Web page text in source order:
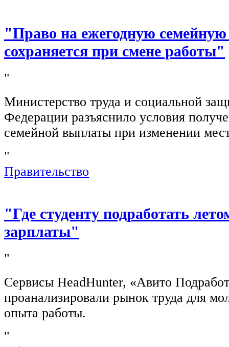
"Право на ежегодную
сохраняется при смене работы"
"
Министерство труда и социальной
Федерации разъяснило условия
семейной выплаты при изменении
"
Правительство
"Где студенту подработать
зарплаты"
"
Сервисы HeadHunter, «Авито
проанализировали рынок труда для
опыта работы.
"